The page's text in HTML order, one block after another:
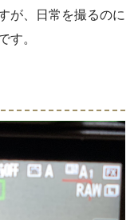
が、日常を撮るのに
す。